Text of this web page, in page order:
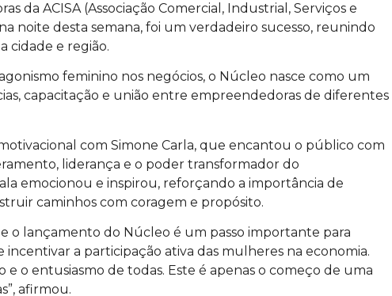
da ACISA (Associação Comercial, Industrial, Serviços e
noite desta semana, foi um verdadeiro sucesso, reunindo
cidade e região.
feminino nos negócios, o Núcleo nasce como um
capacitação e união entre empreendedoras de diferentes
com Simone Carla, que encantou o público com
liderança e o poder transformador do
emocionou e inspirou, reforçando a importância de
caminhos com coragem e propósito.
o lançamento do Núcleo é um passo importante para
a participação ativa das mulheres na economia.
e o entusiasmo de todas. Este é apenas o começo de uma
afirmou.